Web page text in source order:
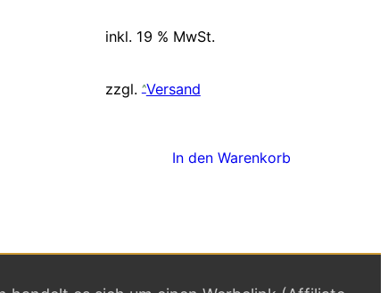
inkl. 19 % MwSt.
zzgl. Versand
In den Warenkorb